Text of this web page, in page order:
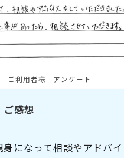
ご利用者様 アンケート
ご感想
身になって相談やアドバ